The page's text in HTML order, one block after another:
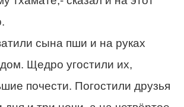
сына пши и на руках
Щедро угостили их,
почести. Погостили друзья